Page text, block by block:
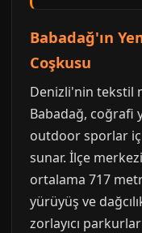
Babadağ'ın
Coşkusu
Denizli'nin tekstil
Babadağ, coğrafi
outdoor sporlar
sunar. İlçe
ortalama 717
yürüyüş ve
zorlayıcı